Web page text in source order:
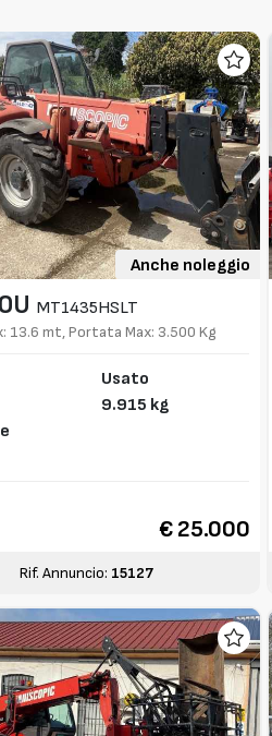
Anche noleggio
MT1435HSLT
13.6 mt, Portata Max: 3.500 Kg
Usato
9.915 kg
€ 25.000
Rif. Annuncio: 15127